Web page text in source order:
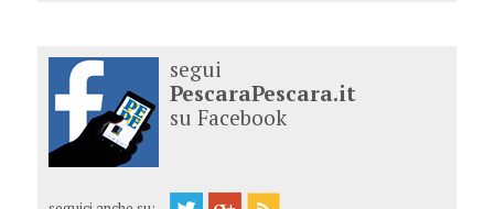
segui
PescaraPescara.it
su Facebook